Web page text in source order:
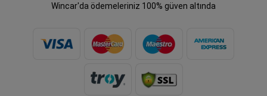
Wincar'da ödemeleriniz 100% güven altında